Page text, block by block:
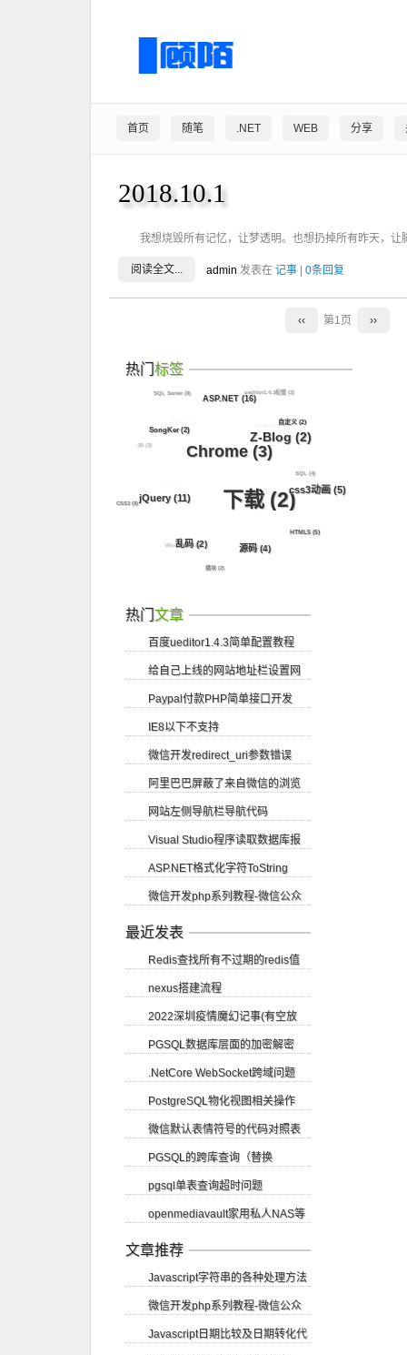
首页 随笔 .NET WEB 分享
2018.10.1
我想烧毁所有记忆，让梦透明。也想扔掉所有昨天，让
阅读全文... admin 发表在 记事 0条回复
‹‹ 第1页 ››
热门标签
乱码(2)
jQuery(11)
CSS3(8)
WordPress(3)
模块 (2)
源码(4)
下载(2)
Chrome(3)
SongKer(2)
JS(3)
表白 (2)
HTML5 (5)
css3动画(5)
Z-Blog(2)
ASP.NET(16)
SQL Server (8)
NW.js
SQL (4)
自定义 (2)
ueditor1.4.3配置 (2)
(3)
热门文章
百度ueditor1.4.3简单配置教程
给自己上线的网站地址栏设置网
站logo图标
Paypal付款PHP简单接口开发
IE8以下不支持
getElementsByClassName方法
微信开发redirect_uri参数错误
阿里巴巴屏蔽了来自微信的浏览
请求
网站左侧导航栏导航代码
Visual Studio程序读取数据库报
错尝试读取或写入受保护的内存...
ASP.NET格式化字符ToString
微信开发php系列教程-微信公众
账号申请
最近发表
Redis查找所有不过期的redis值
nexus搭建流程
2022深圳疫情魔幻记事(有空放
图)
PGSQL数据库层面的加密解密
.NetCore WebSocket跨域问题
SignalR CORS跨域
PostgreSQL物化视图相关操作
微信默认表情符号的代码对照表
PGSQL的跨库查询（替换
dblink）
pgsql单表查询超时问题
（vacuum）
openmediavault家用私人NAS等
应用部署教程
文章推荐
Javascript字符串的各种处理方法
微信开发php系列教程-微信公众
账号申请
Javascript日期比较及日期转化代